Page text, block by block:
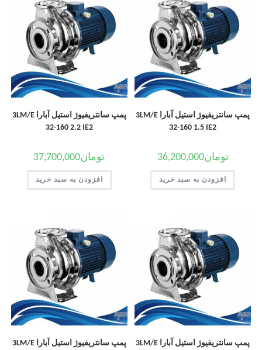
پمپ سانتریفیوژ استیل آبارا 3LM/E
32-160 1.5 IE2
تومان36,200,000
افزودن به سبد خرید
پمپ سانتریفیوژ استیل آبارا 3LM/E
32-160 2.2 IE2
تومان37,700,000
افزودن به سبد خرید
پمپ سانتریفیوژ استیل آبارا 3LM/E
پمپ سانتریفیوژ استیل آبارا 3LM/E